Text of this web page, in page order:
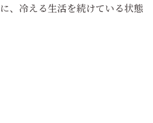
、冷える生活を続けている状態